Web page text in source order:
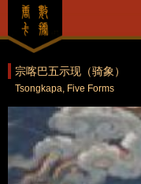
宗喀巴五示现（骑象）
Tsongkapa, Five Forms